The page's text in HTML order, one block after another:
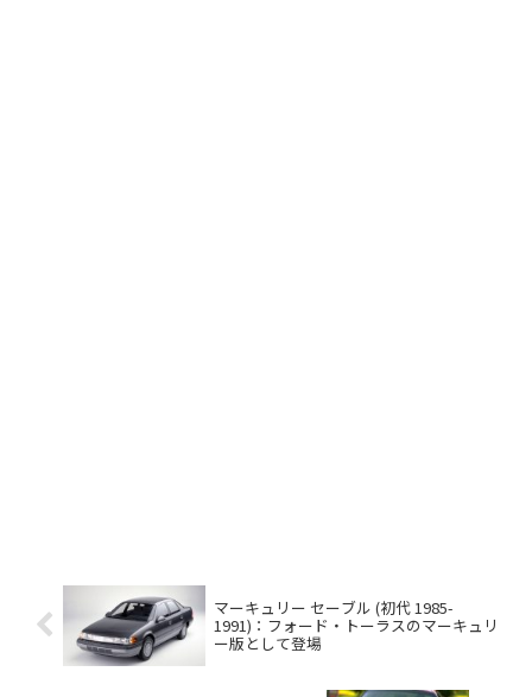
マーキュリー セーブル (初代 1985-
1991)：フォード・トーラスのマーキュリ
ー版として登場